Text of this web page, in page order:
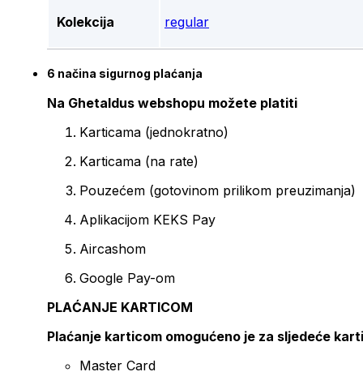
Kolekcija regular
6 načina sigurnog plaćanja
Na Ghetaldus webshopu možete platiti
Karticama (jednokratno)
Karticama (na rate)
Pouzećem (gotovinom prilikom preuzimanja)
Aplikacijom KEKS Pay
Aircashom
Google Pay-om
PLAĆANJE KARTICOM
Plaćanje karticom omogućeno je za sljedeće
Master Card